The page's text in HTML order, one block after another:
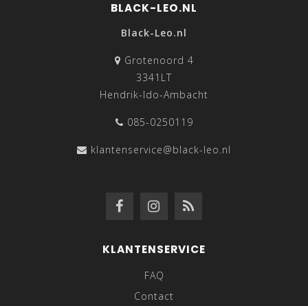
BLACK-LEO.NL
Black-Leo.nl
Grotenoord 4
3341LT
Hendrik-Ido-Ambacht
085-0250119
klantenservice@black-leo.nl
KLANTENSERVICE
FAQ
Contact